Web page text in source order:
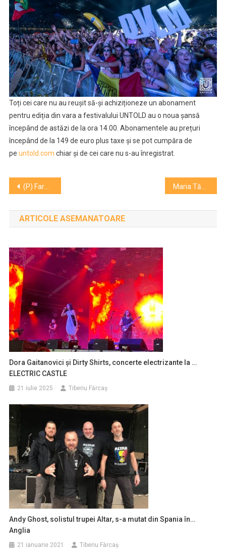
Toți cei care nu au reușit să-și achiziționeze un abonament
pentru ediția din vara a festivalului UNTOLD au o noua șansă
începând de astăzi de la ora 14.00. Abonamentele au prețuri
începând de la 149 de euro plus taxe și se pot cumpăra de
pe untold.com chiar și de cei care nu s-au înregistrat.
Navigare
în
articole
(P) Farmec deschide în Pitești cel de-al doilea magazin Gerovital în sistem de franciză
ARTICOLE ASEMANATOARE
Dora Gaitanovici și Dirty Shirts, concerte electrizante la …
ELECTRIC CASTLE
21 iulie 2025 Tiberiu Fărcaş
Andy Ghost, solistul trupei Altar, s-a mutat din Spania în…
Anglia
21 ianuarie 2021 Tiberiu Fărcaş